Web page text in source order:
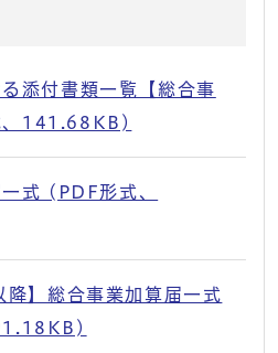
添付書類一覧【総合事
、141.68KB)
式 (PDF形式、
降】総合事業加算届一式